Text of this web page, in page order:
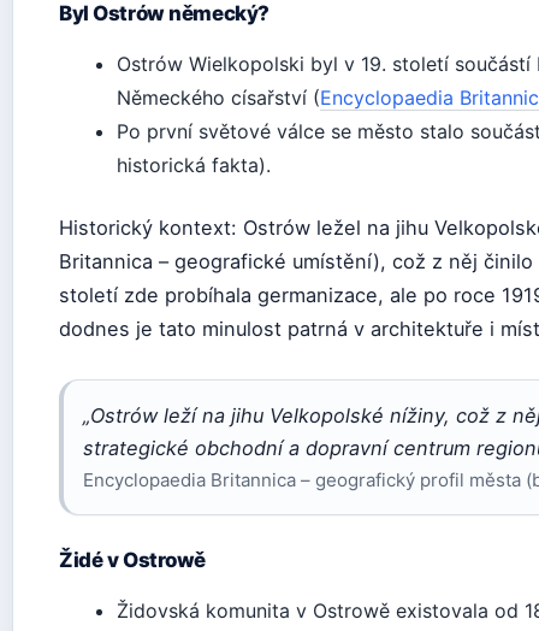
Byl Ostrów německý?
Ostrów Wielkopolski byl v 19. století součástí
Německého císařství (Encyclopaedia
Po první světové válce se město stalo
historická fakta).
Historický kontext: Ostrów ležel na jihu
Britannica – geografické umístění), což z něj
století zde probíhala germanizace, ale po roce
dodnes je tato minulost patrná v architektuře i
„Ostrów leží na jihu Velkopolské nížiny, což z
strategické obchodní a dopravní centrum
Encyclopaedia Britannica – geografický profil města
Židé v Ostrowě
Židovská komunita v Ostrowě existovala od